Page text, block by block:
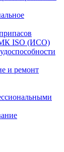
ISO (ИСО)
и ремонт